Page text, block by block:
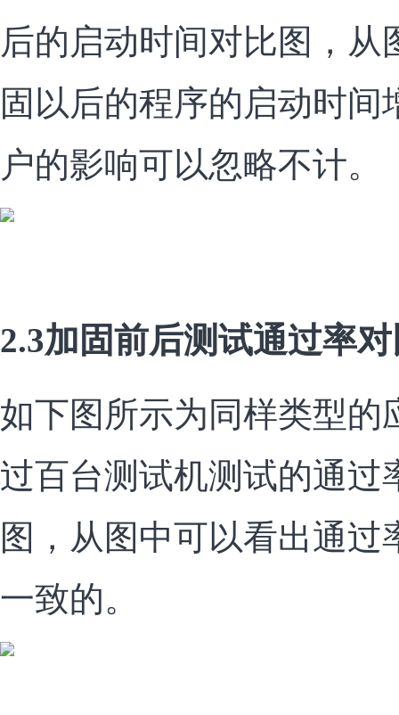
后的启动时间对比图，从
固以后的程序的启动时
户的影响可以忽略不计。
2.3加固前后测试通过率
如下图所示为同样类型的
过百台测试机测试的通过
图，从图中可以看出通过
一致的。